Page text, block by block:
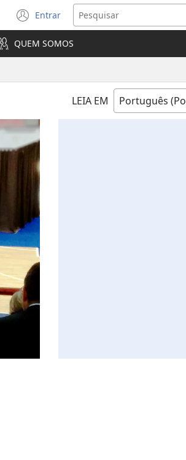
Entrar
(abre
uma
nova
janela)
QUEM SOMOS
LEIA EM